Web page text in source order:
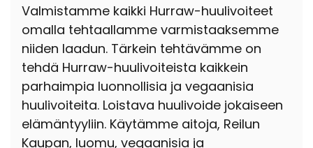
Valmistamme kaikki Hurraw-huulivoiteet
omalla tehtaallamme varmistaaksemme
niiden laadun. Tärkein tehtävämme on
tehdä Hurraw-huulivoiteista kaikkein
parhaimpia luonnollisia ja vegaanisia
huulivoiteita. Loistava huulivoide jokaiseen
elämäntyyliin. Käytämme aitoja, Reilun
Kaupan, luomu, vegaanisia ja